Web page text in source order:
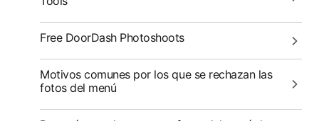
Free DoorDash Photoshoots
Motivos comunes por los que se rechazan las
fotos del menú